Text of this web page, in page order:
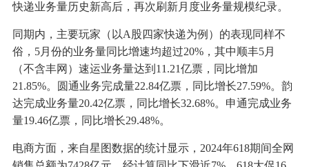
快递业务量历史新高后，再次刷新月度业务量规模纪录。
同期内，主要玩家（以A股四家快递为例）的表现同样不
俗，5月份的业务量同比增速均超过20%，其中顺丰5月
（不含丰网）速运业务量达到11.21亿票，同比增加
21.85%。圆通业务完成量22.84亿票，同比增长27.59%。韵
达完成业务量20.42亿票，同比增长32.68%。申通完成业务
量19.46亿票，同比增长29.48%。
电商方面，来自星图数据的统计显示，2024年618期间全网